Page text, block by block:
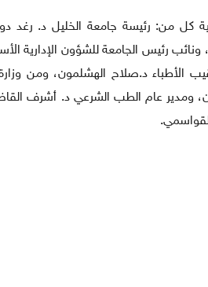
كل من: رئيسة جامعة الخليل د. رغد
ونائب رئيس الجامعة للشؤون الإدارية
الأطباء د.صلاح الهشلمون، ومن
ومدير عام الطب الشرعي د. أشرف